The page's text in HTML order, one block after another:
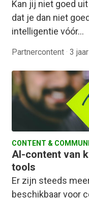
Kan jij niet goed
dat je dan niet
intelligentie vóór…
Partnercontent · 3
CONTENT &
AI-content van
tools
Er zijn steeds
beschikbaar voor